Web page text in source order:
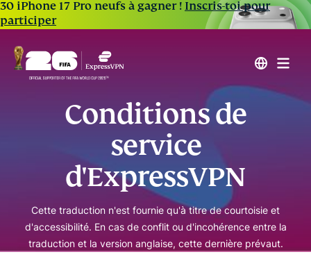
30 iPhone 17 Pro neufs à gagner ! Inscris-toi pour
participer
Conditions de
service
d'ExpressVPN
Cette traduction n'est fournie qu'à titre de courtoisie et
d'accessibilité. En cas de conflit ou d'incohérence entre la
traduction et la version anglaise, cette dernière prévaut.